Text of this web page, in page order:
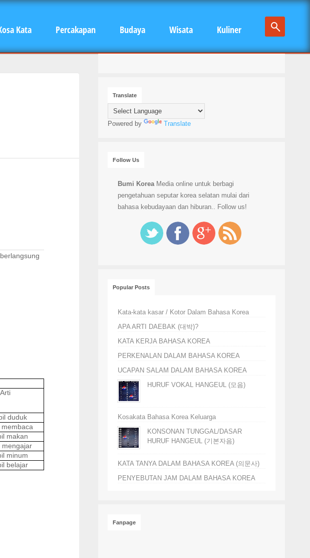
Kata Percakapan Budaya Wisata
Kuliner
Arti
duduk
membaca
makan
mengajar
minum
belajar
Translate
Powered by Translate
Follow Us
Bumi Korea Media online untuk berbagi
pengetahuan seputar korea selatan mulai dari
bahasa kebudayaan dan hiburan.. Follow us!
Popular Posts
Kata-kata kasar / Kotor Dalam Bahasa Korea
APA ARTI DAEBAK (대박)?
KATA KERJA BAHASA KOREA
PERKENALAN DALAM BAHASA KOREA
UCAPAN SALAM DALAM BAHASA KOREA
HURUF VOKAL HANGEUL (모음)
Kosakata Bahasa Korea Keluarga
KONSONAN TUNGGAL/DASAR
HURUF HANGEUL (기본자음)
KATA TANYA DALAM BAHASA KOREA (의문사)
PENYEBUTAN JAM DALAM BAHASA KOREA
Fanpage